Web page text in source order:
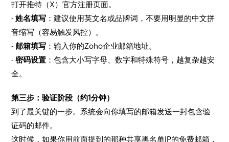
打开推特（X）官方注册页面。
-姓名填写 ：建议使用英文名或品牌词，不要用明显的中文拼
音缩写（容易触发风控）。
- 邮箱填写 ：输入你的Zoho企业邮箱地址。
-密码设置 ：包含大小写字母、数字和特殊符号，越复杂越安
全。
第三步：验证阶段（约1分钟）
到了最关键的一步。系统会向你填写的邮箱发送一封包含验
证码的邮件。
这时候，如果你用前面提到的那种共享黑名单IP的免费邮箱，